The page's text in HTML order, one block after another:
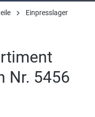
Einpresslager
Nr. 5456